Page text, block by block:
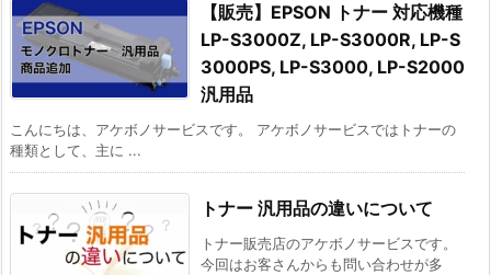
【販売】EPSON トナー 対応機種
LP-S3000Z, LP-S3000R, LP-S
3000PS, LP-S3000, LP-S2000
汎用品
こんにちは、アケボノサービスです。 アケボノサービスではトナーの
種類として、主に ...
トナー 汎用品の違いについて
トナー販売店のアケボノサービスです。
今回はお客さんからも問い合わせが多